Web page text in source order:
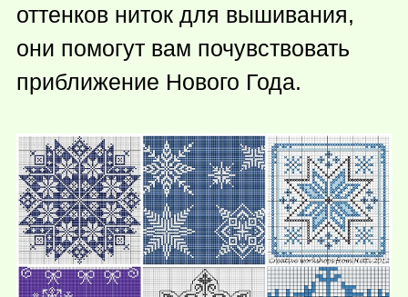
оттенков ниток для вышивания,
они помогут вам почувствовать
приближение Нового Года.